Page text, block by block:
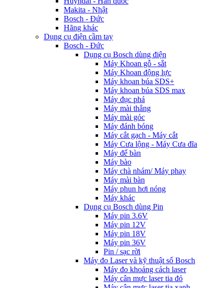
Makita - Nhật
Bosch - Đức
Hãng khác
Dụng cụ điện cầm tay
Bosch - Đức
Dụng cụ Bosch dùng điện
Máy Khoan gỗ - sắt
Máy Khoan động lực
Máy khoan búa SDS+
Máy khoan búa SDS max
Máy đục phá
Máy mài thẳng
Máy mài góc
Máy đánh bóng
Máy cắt gạch - Máy cắt
Máy Cưa lộng - Máy Cưa đĩa
Máy để bàn
Máy bào
Máy chà nhám/ Máy phay
Máy mài bàn
Máy phun hơi nóng
Máy khác
Dụng cụ Bosch dùng Pin
Máy pin 3.6V
Máy pin 12V
Máy pin 18V
Máy pin 36V
Pin / sạc rời
Máy đo Laser và kỹ thuật số Bosch
Máy đo khoảng cách laser
Máy cân mực laser tia đỏ